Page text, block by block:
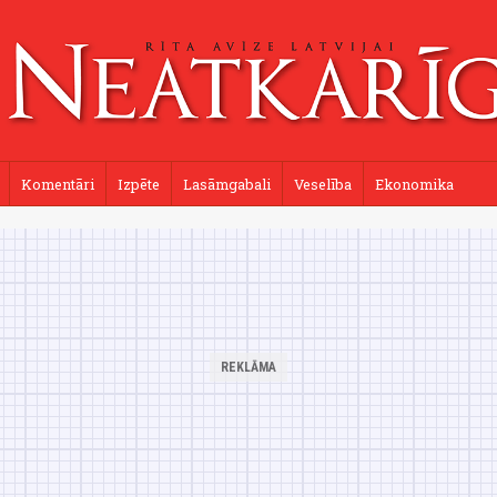
Komentāri Izpēte Lasāmgabali Veselība Ekonomika